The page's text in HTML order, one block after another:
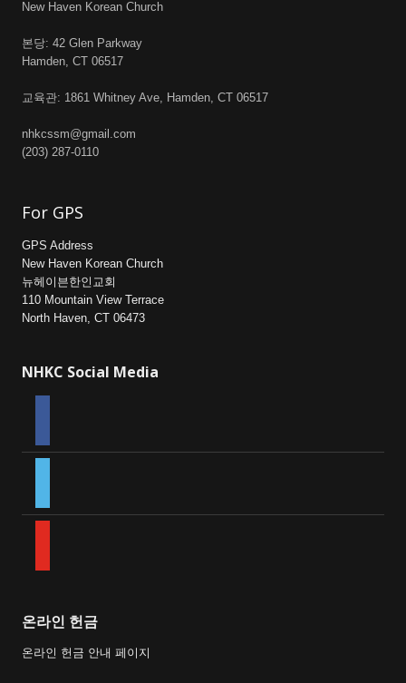
New Haven Korean Church
본당: 42 Glen Parkway
Hamden, CT 06517
교육관: 1861 Whitney Ave, Hamden, CT 06517
nhkcssm@gmail.com
(203) 287-0110
For GPS
GPS Address
New Haven Korean Church
뉴헤이븐한인교회
110 Mountain View Terrace
North Haven, CT 06473
NHKC Social Media
온라인 헌금
온라인 헌금 안내 페이지